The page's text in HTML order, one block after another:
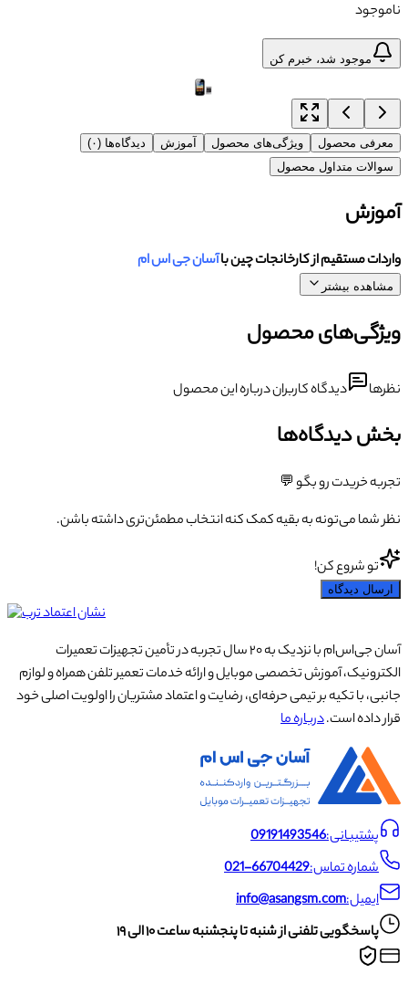
ناموجود
موجود شد، خبرم کن
معرفی محصول ویژگی‌های محصول آموزش
دیدگاه‌ها (۰)
سوالات متداول محصول
آموزش
واردات مستقیم از کارخانجات چین باآسان جی اس ام
مشاهده بیشتر
ویژگی‌های محصول
نظرها دیدگاه کاربران درباره این محصول
بخش دیدگاه‌ها
تجربه خریدت رو بگو 💬
نظر شما می‌تونه به بقیه کمک کنه انتخاب مطمئن‌تری داشته باشن.
تو شروع کن!
ارسال دیدگاه
آسان جی‌اس‌ام با نزدیک به ۲۰ سال تجربه در تأمین تجهیزات تعمیرات
الکترونیک، آموزش تخصصی موبایل و ارائه خدمات تعمیر تلفن همراه و لوازم
جانبی، با تکیه بر تیمی حرفه‌ای، رضایت و اعتماد مشتریان را اولویت اصلی خود
قرار داده است.درباره ما
پشتیبانی:09191493546
شماره تماس:021-66704429
ایمیل:info@asangsm.com
پاسخگویی تلفنی از شنبه تا پنجشنبه ساعت ۱۰ الی ۱۹